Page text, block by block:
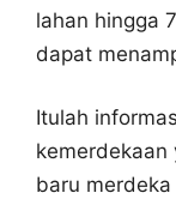
lahan hingga
dapat
Itulah
kemerdekaan
baru